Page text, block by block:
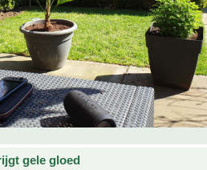
gele gloed